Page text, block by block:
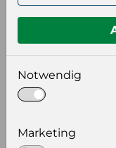
Format
wählen Sie eine
Notwendig
Marketing